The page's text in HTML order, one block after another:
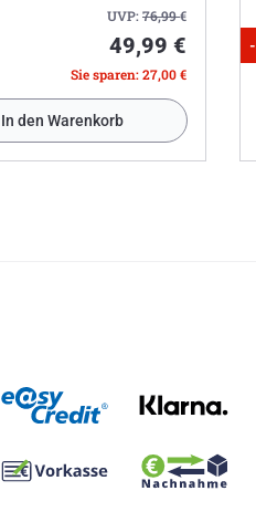
UVP:76,99€
49,99 €
Sie sparen: 27,00 €
In den Warenkorb